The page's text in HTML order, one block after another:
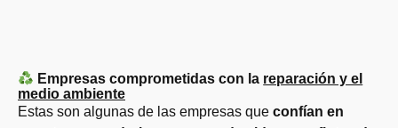
Empresas comprometidas con la reparación y el
medio ambiente
Estas son algunas de las empresas que confían en